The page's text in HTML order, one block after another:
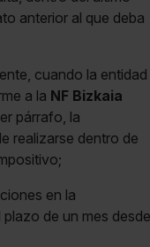
anterior al que deba
cuando la entidad
a la NF Bizkaia
párrafo, la
realizarse dentro de
en la
de un mes desde